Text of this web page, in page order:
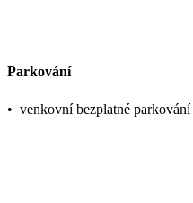
Parkování
• venkovní bezplatné parkování